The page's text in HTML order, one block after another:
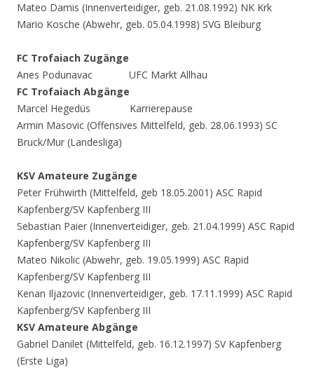
Mateo Damis (Innenverteidiger, geb. 21.08.1992) NK Krk
Mario Kosche (Abwehr, geb. 05.04.1998) SVG Bleiburg
FC Trofaiach Zugänge
Anes Podunavac UFC Markt Allhau
FC Trofaiach Abgänge
Marcel Hegedüs Karrierepause
Armin Masovic (Offensives Mittelfeld, geb. 28.06.1993) SC
Bruck/Mur (Landesliga)
KSV Amateure Zugänge
Peter Frühwirth (Mittelfeld, geb 18.05.2001) ASC Rapid
Kapfenberg/SV Kapfenberg III
Sebastian Paier (Innenverteidiger, geb. 21.04.1999) ASC Rapid
Kapfenberg/SV Kapfenberg III
Mateo Nikolic (Abwehr, geb. 19.05.1999) ASC Rapid
Kapfenberg/SV Kapfenberg III
Kenan Iljazovic (Innenverteidiger, geb. 17.11.1999) ASC Rapid
Kapfenberg/SV Kapfenberg III
KSV Amateure Abgänge
Gabriel Danilet (Mittelfeld, geb. 16.12.1997) SV Kapfenberg
(Erste Liga)